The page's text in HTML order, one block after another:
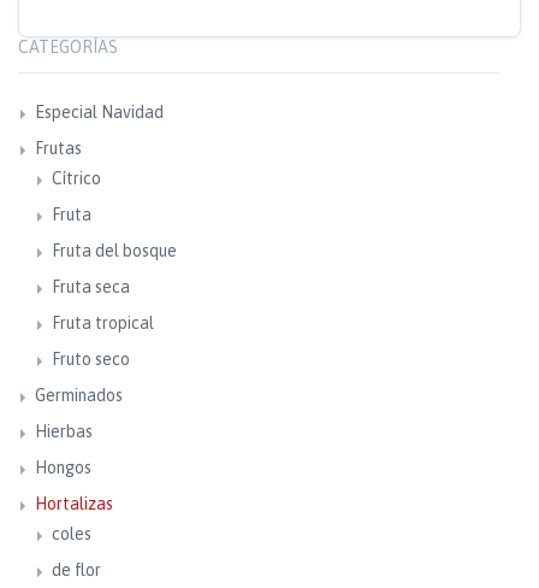
CATEGORÍAS
Especial Navidad
Frutas
Cítrico
Fruta
Fruta del bosque
Fruta seca
Fruta tropical
Fruto seco
Germinados
Hierbas
Hongos
Hortalizas
coles
de flor